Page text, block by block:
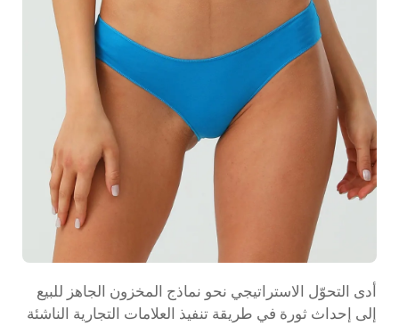
أدى التحوّل الاستراتيجي نحو نماذج المخزون الجاهز للبيع
إلى إحداث ثورة في طريقة تنفيذ العلامات التجارية الناشئة